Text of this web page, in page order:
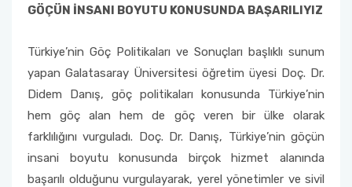
GÖÇÜN İNSANI BOYUTU KONUSUNDA BAŞARILIYIZ
Türkiye’nin Göç Politikaları ve Sonuçları başlıklı sunum
yapan Galatasaray Üniversitesi öğretim üyesi Doç. Dr.
Didem Danış, göç politikaları konusunda Türkiye’nin
hem göç alan hem de göç veren bir ülke olarak
farklılığını vurguladı. Doç. Dr. Danış, Türkiye’nin göçün
insani boyutu konusunda birçok hizmet alanında
başarılı olduğunu vurgulayarak, yerel yönetimler ve sivil